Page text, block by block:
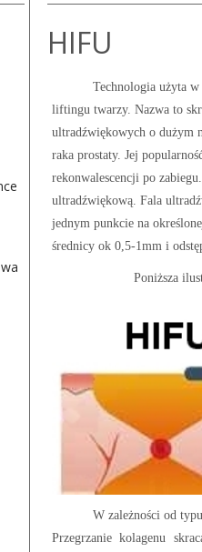
HIFU
Technologia użyta
liftingu twarzy. Nazwa to
ultradźwiękowych o dużym
raka prostaty. Jej
rekonwalescencji po
ultradźwiękową. Fala
jednym punkcie na
średnicy ok 0,5-1mm i
Poniższa
W zależności od
Przegrzanie kolagenu